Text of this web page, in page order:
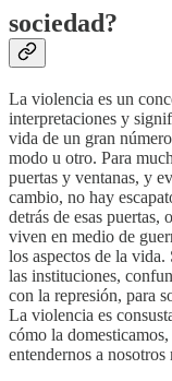
sociedad?
La violencia es un
interpretaciones y
vida de un gran
modo u otro. Para
puertas y ventanas, y
cambio, no hay
detrás de esas puertas,
viven en medio de
los aspectos de la
las instituciones,
con la represión, para
La violencia es
cómo la
entendernos a nosotros